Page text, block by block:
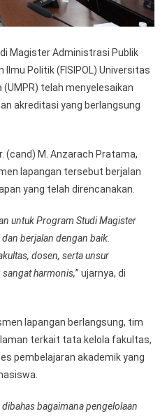
Magister Administrasi Publik
Ilmu Politik (FISIPOL) Universitas
telah menyelesaikan
akreditasi yang berlangsung
(cand) M. Anzarach Pratama,
lapangan tersebut berjalan
yang telah direncanakan.
untuk Program Studi Magister
berjalan dengan baik.
dosen, serta unsur
harmonis,” ujarnya, di
lapangan berlangsung, tim
terkait tata kelola fakultas,
pembelajaran akademik yang
bagaimana pengelolaan